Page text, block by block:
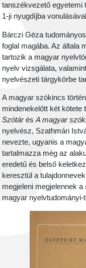
tanszékvezető egyetemi
1-ji nyugdíjba
Bárczi Géza
foglal magába. Az általa
tartozik a magyar
nyelv vizsgálata,
nyelvészeti tárgykörbe
A magyar szókincs
mindenekelőtt két
SzótárésA magyar
nyelvész, Szathmári
nevezte, ugyanis a
tartalmazza még az
eredetű és belső
keresztül a
megjeleni megjelennek
magyar